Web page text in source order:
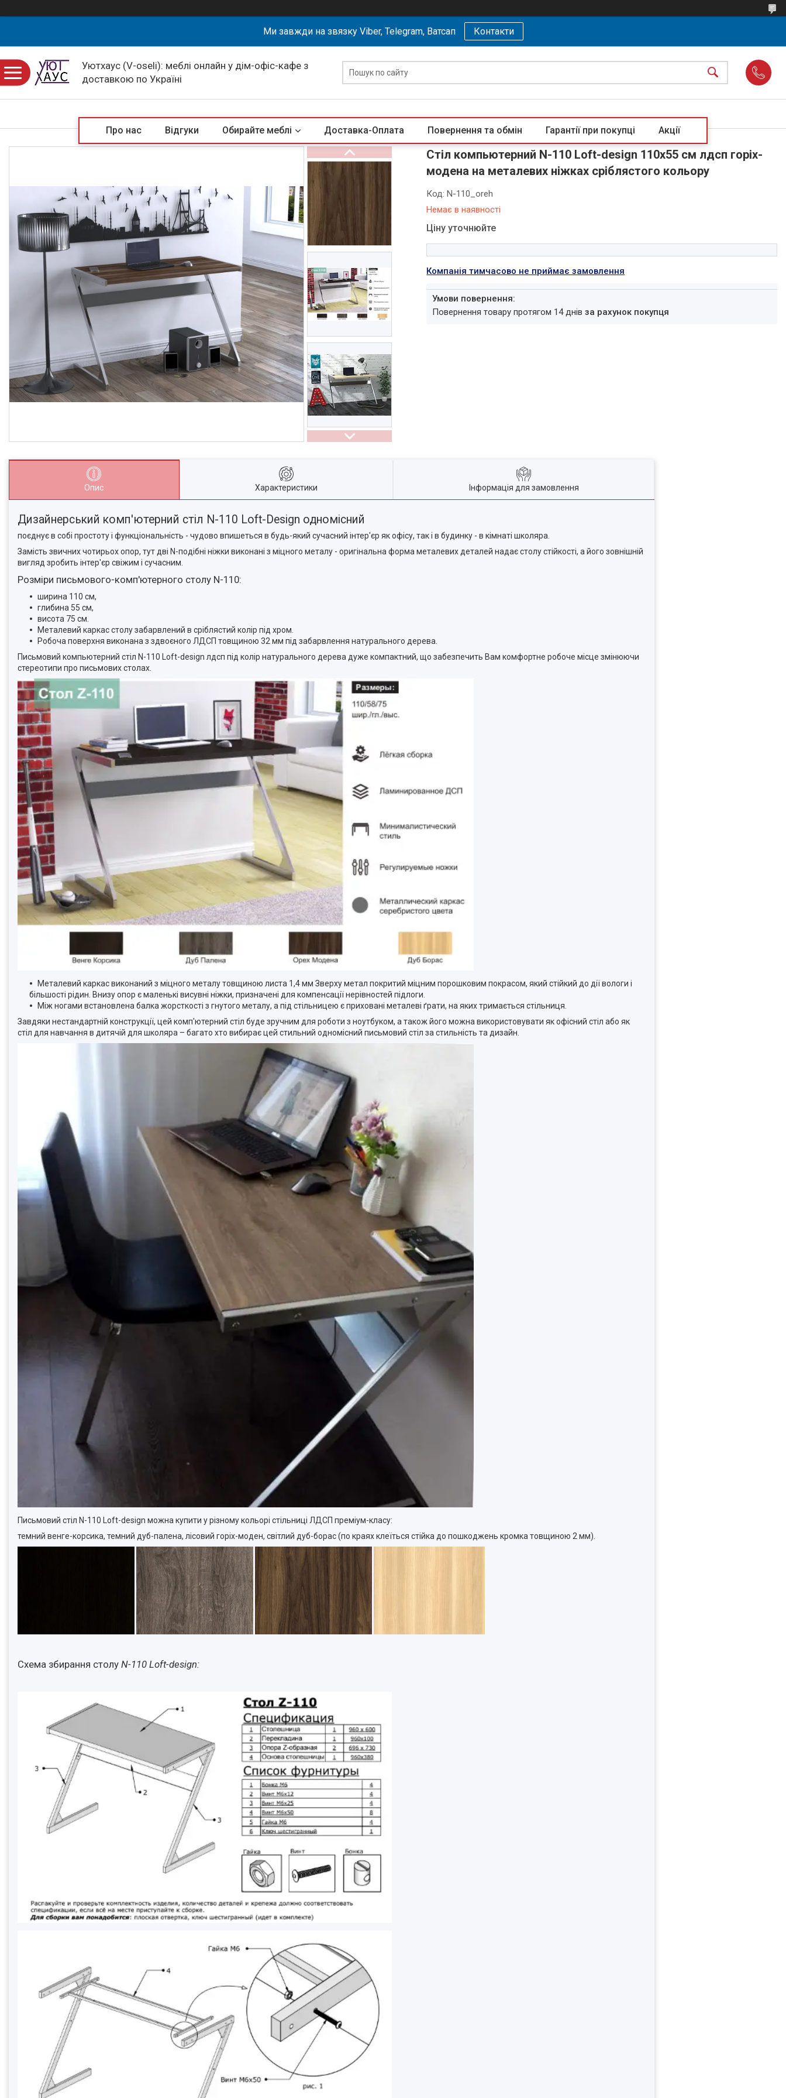
Ми завжди на звязку Viber, Telegram, Ватсап Контакти
Уютхаус (V-oseli): меблі онлайн у дім-офіс-кафе з
доставкою по Україні
Про нас Відгуки Обирайте меблі Доставка-Оплата Повернення та обмін Гарантії при покупці Акції
Стіл компьютерний N-110 Loft-design 110х55 см лдсп горіх-
модена на металевих ніжках сріблястого кольору
Немає в наявності
Код:N-110_oreh
Ціну уточнюйте
Компанія тимчасово не приймає замовлення
повернення товару протягом 14 днівза рахунок покупця
Опис Характеристики Інформація для замовлення
Дизайнерський комп'ютерний стіл N-110 Loft-Design одномісний
поєднує в собі простоту і функціональність - чудово впишеться в будь-який сучасний інтер'єр як офісу, так і в будинку - в кімнаті школяра.
Замість звичних чотирьох опор, тут дві N-подібні ніжки виконані з міцного металу - оригінальна форма металевих деталей надає столу стійкості, а його зовнішній
вигляд зробить інтер'єр свіжим і сучасним.
Розміри письмового-комп'ютерного столу N-110:
ширина 110 см,
глибина 55 см,
висота 75 см.
Металевий каркас столу забарвлений в сріблястий колір під хром.
Робоча поверхня виконана з здвоєного ЛДСП товщиною 32 мм під забарвлення натурального дерева.
Письмовий компьютерний стіл N-110 Loft-design лдсп під колір натурального дерева дуже компактний, що забезпечить Вам комфортне робоче місце змінюючи
стереотипи про письмових столах.
Металевий каркас виконаний з міцного металу товщиною листа 1,4 мм Зверху метал покритий міцним порошковим покрасом, який стійкий до дії вологи і
більшості рідин. Внизу опор є маленькі висувні ніжки, призначені для компенсації нерівностей підлоги.
Між ногами встановлена балка жорсткості з гнутого металу, а під стільницею є приховані металеві ґрати, на яких тримається стільниця.
Завдяки нестандартній конструкції, цей комп'ютерний стіл буде зручним для роботи з ноутбуком, а також його можна використовувати як офісний стіл або як
стіл для навчання в дитячій для школяра – багато хто вибирає цей стильний одномісний письмовий стіл за стильність та дизайн.
Письмовий стіл N-110 Loft-design можна купити у різному кольорі стільниці ЛДСП преміум-класу:
темний венге-корсика, темний дуб-палена, лісовий горіх-моден, світлий дуб-борас (по краях клеїться стійка до пошкоджень кромка товщиною 2 мм).
Схема збирання столу N-110 Loft-design: